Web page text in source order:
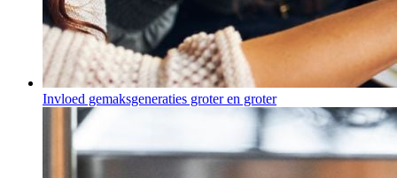
Invloed gemaksgeneraties groter en groter